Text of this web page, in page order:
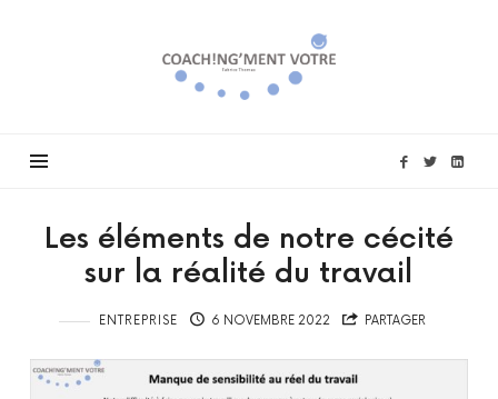
Coach!ng'ment
vôtre
Les éléments de notre cécité
sur la réalité du travail
ENTREPRISE 6 NOVEMBRE 2022 PARTAGER